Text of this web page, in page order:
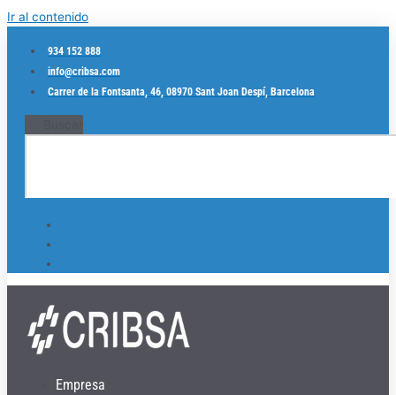
Ir al contenido
934 152 888
info@cribsa.com
Carrer de la Fontsanta, 46, 08970 Sant Joan Despí, Barcelona
Empresa